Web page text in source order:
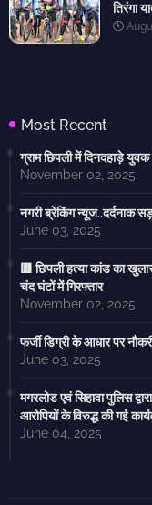
तिरंगा
Most Recent
ग्राम छिपली में दिनदहाड़े
November 02, 2025
नगरी ब्रेकिंग न्यूज..दर्दनाक
June 03, 2025
🟥 छिपली हत्या कांड का
चंद घंटों में गिरफ्तार
November 02, 2025
फर्जी डिग्री के आधार पर
June 03, 2025
मगरलोड एवं सिहावा पुलिस
आरोपियों के विरुद्ध की गई
June 04, 2025